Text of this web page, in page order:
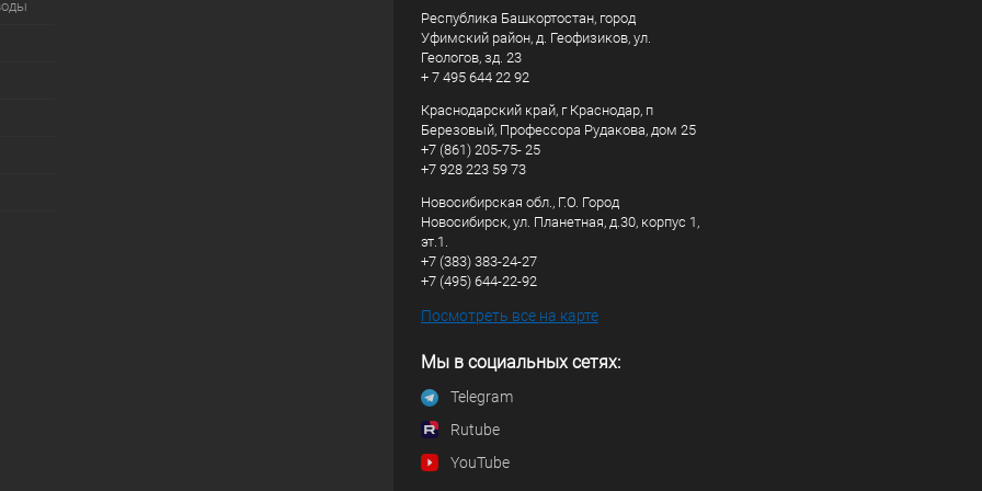
Республика Башкортостан, город
Уфимский район, д. Геофизиков, ул.
Геологов, зд. 23
+ 7 495 644 22 92
Краснодарский край, г Краснодар, п
Березовый, Профессора Рудакова, дом 25
+7 (861) 205-75- 25
+7 928 223 59 73
Новосибирская обл., Г.О. Город
Новосибирск, ул. Планетная, д.30, корпус 1,
эт.1.
+7 (383) 383-24-27
+7 (495) 644-22-92
Посмотреть все на карте
Мы в социальных сетях:
Telegram
Rutube
YouTube